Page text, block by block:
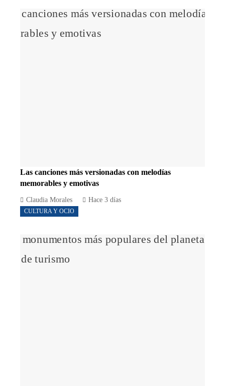
Las canciones más versionadas con melodías
memorables y emotivas
Claudia Morales Hace 3 días
CULTURA Y OCIO